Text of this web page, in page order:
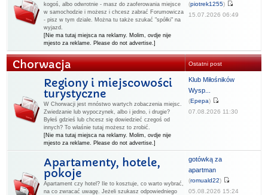
kogoś, albo odwrotnie - masz do zaoferowania miejsce
w samochodzie i możesz i chcesz zabrać Forumowicza
- pisz w tym dziale. Można tu także szukać "spółki" na
wyjazd.
[Nie ma tutaj miejsca na reklamy. Molim, ovdje nije
mjesto za reklame. Please do not advertise.]
(piotrek1255)
15.07.2026 06:49
Chorwacja Ostatni post
Regiony i miejscowości
turystyczne
W Chorwacji jest mnóstwo wartych zobaczenia miejsc.
Zwiedzanie lub wypoczynek, albo i jedno, i drugie?
Byłeś gdzieś lub chcesz się dowiedzieć czegoś od
innych? To właśnie tutaj możesz to zrobić.
[Nie ma tutaj miejsca na reklamy. Molim, ovdje nije
mjesto za reklame. Please do not advertise.]
Klub Miłośników
Wysp...
(Epepa)
07.08.2026 11:30
Apartamenty, hotele,
pokoje
Apartament czy hotel? Ile to kosztuje, co warto wybrać,
na co zwracać uwagę. Jeżeli szukasz odpowiedniego
gotówką za
apartman
(romuald22)
05.08.2026 15:24